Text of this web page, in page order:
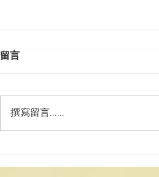
會及澳門道協、澳大利亞道協
留言
撰寫留言......